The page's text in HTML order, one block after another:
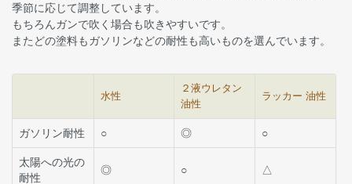
季節に応じて調整しています。
もちろんガンで吹く場合も吹きやすいです。
またどの塗料もガソリンなどの耐性も高いものを選んでいます。
水性
２液ウレタン
油性
ラッカー 油性
ガソリン耐性 ○ ◎ ○
太陽への光の
耐性
◎ ○ △